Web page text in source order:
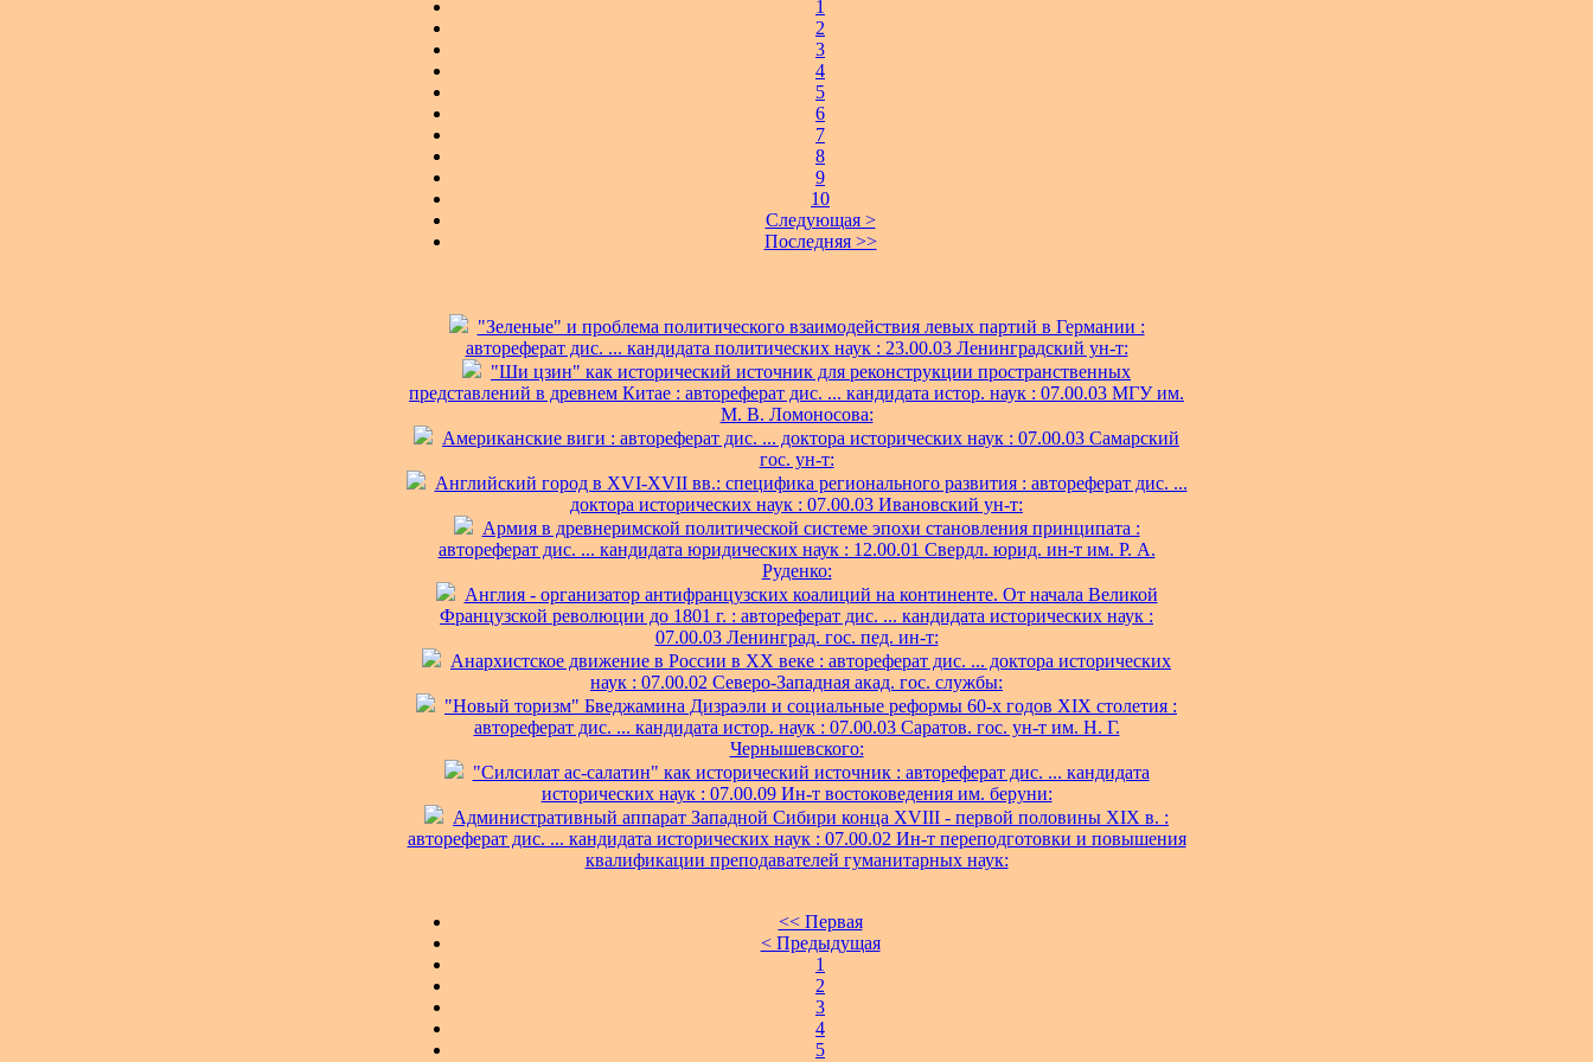
1
2
3
4
5
6
7
8
9
10
Следующая >
Последняя >>
"Зеленые" и проблема политического взаимодействия левых партий в Германии :
автореферат дис. ... кандидата политических наук : 23.00.03 Ленинградский ун-т:
"Ши цзин" как исторический источник для реконструкции пространственных
представлений в древнем Китае : автореферат дис. ... кандидата истор. наук : 07.00.03 МГУ им.
М. В. Ломоносова:
Американские виги : автореферат дис. ... доктора исторических наук : 07.00.03 Самарский
гос. ун-т:
Английский город в XVI-XVII вв.: специфика регионального развития : автореферат дис. ...
доктора исторических наук : 07.00.03 Ивановский ун-т:
Армия в древнеримской политической системе эпохи становления принципата :
автореферат дис. ... кандидата юридических наук : 12.00.01 Свердл. юрид. ин-т им. Р. А.
Руденко:
Англия - организатор антифранцузских коалиций на континенте. От начала Великой
Французской революции до 1801 г. : автореферат дис. ... кандидата исторических наук :
07.00.03 Ленинград. гос. пед. ин-т:
Анархистское движение в России в XX веке : автореферат дис. ... доктора исторических
наук : 07.00.02 Северо-Западная акад. гос. службы:
"Новый торизм" Бведжамина Дизраэли и социальные реформы 60-х годов XIX столетия :
автореферат дис. ... кандидата истор. наук : 07.00.03 Саратов. гос. ун-т им. Н. Г.
Чернышевского:
"Силсилат ас-салатин" как исторический источник : автореферат дис. ... кандидата
исторических наук : 07.00.09 Ин-т востоковедения им. беруни:
Административный аппарат Западной Сибири конца XVIII - первой половины XIX в. :
автореферат дис. ... кандидата исторических наук : 07.00.02 Ин-т переподготовки и повышения
квалификации преподавателей гуманитарных наук:
<< Первая
< Предыдущая
1
2
3
4
5